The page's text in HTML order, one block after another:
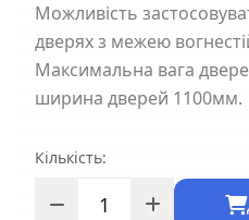
Можливість
дверях з межею
Максимальна вага
ширина дверей 1100мм.
Кількість: